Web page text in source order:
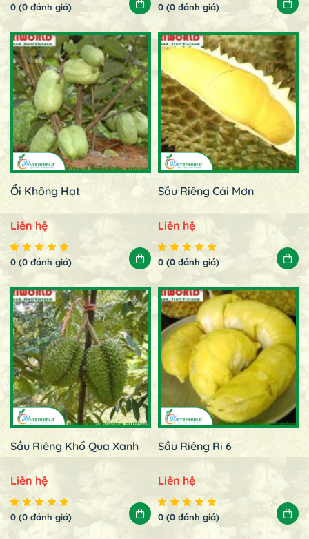
0 (0 đánh giá) 0 (0 đánh giá)
Ổi Không Hạt
Liên hệ
0 (0 đánh giá)
Sầu Riêng Cái Mơn
Liên hệ
0 (0 đánh giá)
Sầu Riêng Khổ Qua Xanh
Liên hệ
0 (0 đánh giá)
Sầu Riêng Ri 6
Liên hệ
0 (0 đánh giá)